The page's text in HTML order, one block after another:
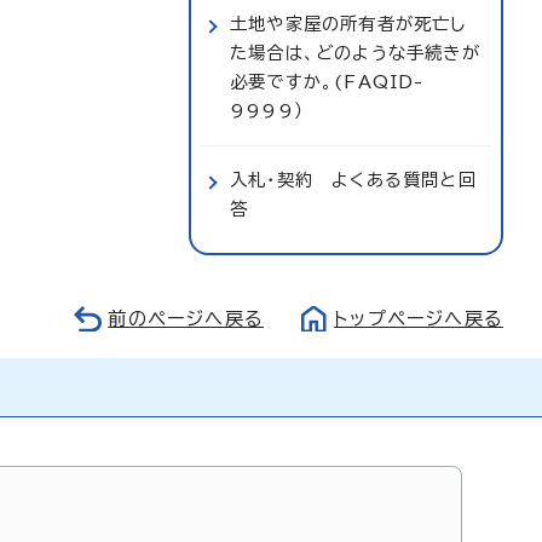
土地や家屋の所有者が死亡し
た場合は、どのような手続きが
必要ですか。(FAQID-
9999）
入札・契約 よくある質問と回
答
前のページへ戻る トップページへ戻る